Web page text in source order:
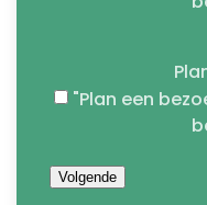
"Plan een